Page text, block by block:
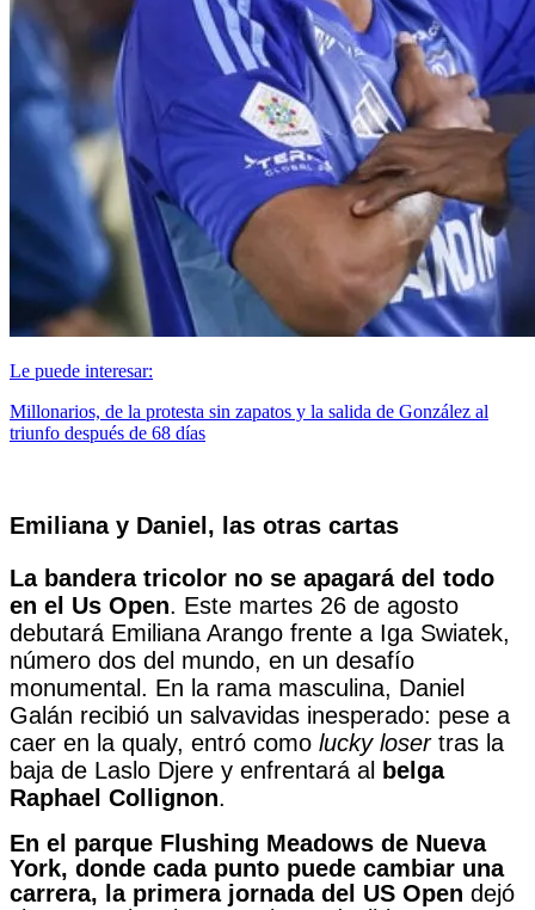
Le puede interesar:
Millonarios, de la protesta sin zapatos y la salida de González al
triunfo después de 68 días
Emiliana y Daniel, las otras cartas
La bandera tricolor no se apagará del todo
en el Us Open. Este martes 26 de agosto
debutará Emiliana Arango frente a Iga Swiatek,
número dos del mundo, en un desafío
monumental. En la rama masculina, Daniel
Galán recibió un salvavidas inesperado: pese a
caer en la qualy, entró como lucky losertras la
baja de Laslo Djere y enfrentará al
belga
Raphael Collignon.
En el parque Flushing Meadows de Nueva
York, donde cada punto puede cambiar una
carrera, la primera jornada del US Open dejó